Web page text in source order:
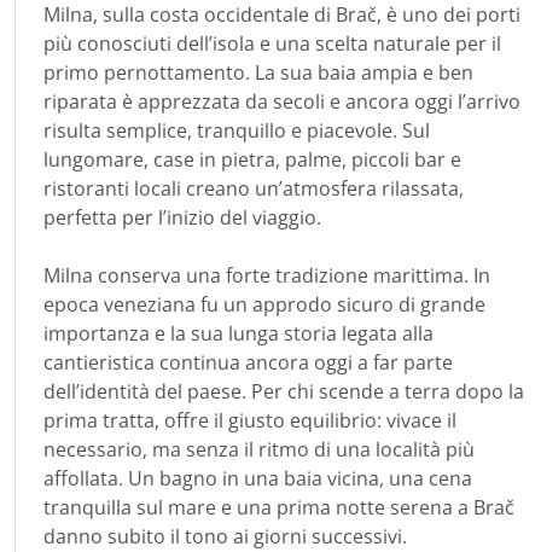
Milna, sulla costa occidentale di Brač, è uno dei porti
più conosciuti dell’isola e una scelta naturale per il
primo pernottamento. La sua baia ampia e ben
riparata è apprezzata da secoli e ancora oggi l’arrivo
risulta semplice, tranquillo e piacevole. Sul
lungomare, case in pietra, palme, piccoli bar e
ristoranti locali creano un’atmosfera rilassata,
perfetta per l’inizio del viaggio.
Milna conserva una forte tradizione marittima. In
epoca veneziana fu un approdo sicuro di grande
importanza e la sua lunga storia legata alla
cantieristica continua ancora oggi a far parte
dell’identità del paese. Per chi scende a terra dopo la
prima tratta, offre il giusto equilibrio: vivace il
necessario, ma senza il ritmo di una località più
affollata. Un bagno in una baia vicina, una cena
tranquilla sul mare e una prima notte serena a Brač
danno subito il tono ai giorni successivi.